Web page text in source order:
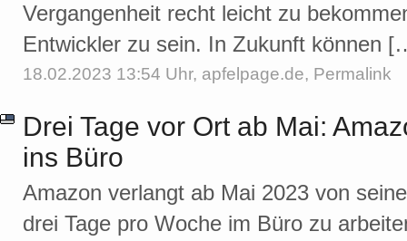
Vergangenheit recht leicht zu
Entwickler zu sein. In Zukunft können
18.02.2023 13:54 Uhr, apfelpage.de, Permalink
Drei Tage vor Ort ab Mai:
ins Büro
Amazon verlangt ab Mai 2023 von
drei Tage pro Woche im Büro zu